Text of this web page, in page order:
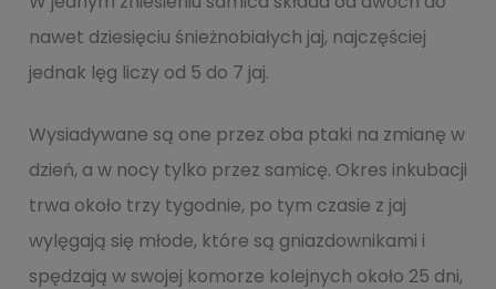
nawet dziesięciu śnieżnobiałych jaj, najczęściej
jednak lęg liczy od 5 do 7 jaj.
Wysiadywane są one przez oba ptaki na zmianę w
dzień, a w nocy tylko przez samicę. Okres inkubacji
trwa około trzy tygodnie, po tym czasie z jaj
wylęgają się młode, które są gniazdownikami i
spędzają w swojej komorze kolejnych około 25 dni,